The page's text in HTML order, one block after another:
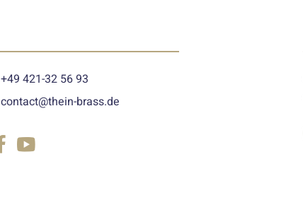
+49 421-32 56 93
contact@thein-brass.de